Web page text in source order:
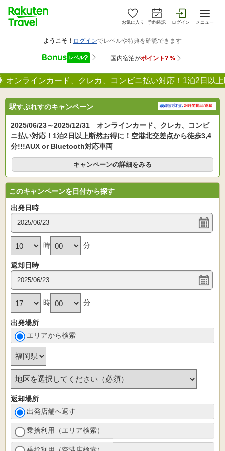
お気に入り 予約確認 ログイン メニュー
オンラインカード、クレカ、コンビニ払い対応！1泊2日以
駅すぷれすのキャンペーン
2025/06/23～2025/12/31 オンラインカード、クレカ、コンビ
ニ払い対応！1泊2日以上断然お得に！空港北交差点から徒歩3,4
分!!!AUX or Bluetooth対応車両
キャンペーンの詳細をみる
このキャンペーンを日付から探す
出発日時
時 分
返却日時
時 分
出発場所
エリアから検索
返却場所
出発店舗へ返す
乗捨利用（エリア検索）